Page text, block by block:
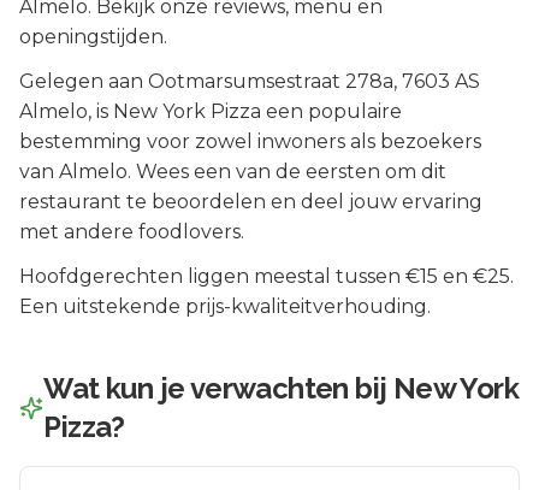
Almelo. Bekijk onze reviews, menu en
openingstijden.
Gelegen aan Ootmarsumsestraat 278a, 7603 AS
Almelo, is New York Pizza een populaire
bestemming voor zowel inwoners als bezoekers
van Almelo. Wees een van de eersten om dit
restaurant te beoordelen en deel jouw ervaring
met andere foodlovers.
Hoofdgerechten liggen meestal tussen €15 en €25.
Een uitstekende prijs-kwaliteitverhouding.
Wat kun je verwachten bij New York
Pizza?